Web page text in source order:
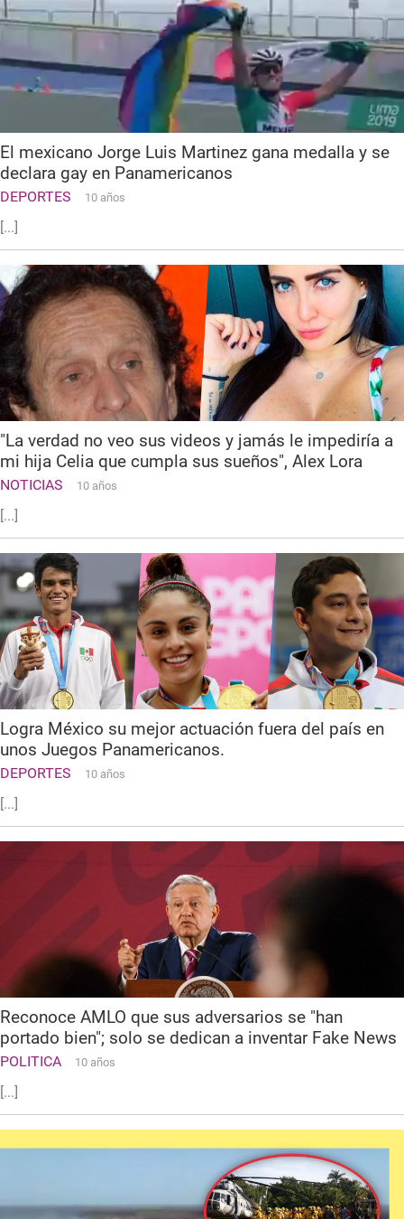
El mexicano Jorge Luis Martinez gana medalla y se
declara gay en Panamericanos
DEPORTES 10 años
[...]
"La verdad no veo sus videos y jamás le impediría a
mi hija Celia que cumpla sus sueños", Alex Lora
NOTICIAS 10 años
[...]
Logra México su mejor actuación fuera del país en
unos Juegos Panamericanos.
DEPORTES 10 años
[...]
Reconoce AMLO que sus adversarios se "han
portado bien"; solo se dedican a inventar Fake News
POLITICA 10 años
[...]